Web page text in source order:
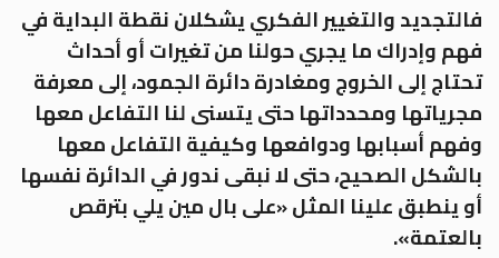
فالتجديد والتغيير الفكري يشكلان نقطة البداية في
فهم وإدراك ما يجري حولنا من تغيرات أو أحداث
تحتاج إلى الخروج ومغادرة دائرة الجمود، إلى معرفة
مجرياتها ومحدداتها حتى يتسنى لنا التفاعل معها
وفهم أسبابها ودوافعها وكيفية التفاعل معها
بالشكل الصحيح، حتى لا نبقى ندور في الدائرة نفسها
أو ينطبق علينا المثل «على بال مين يلي بترقص
بالعتمة».